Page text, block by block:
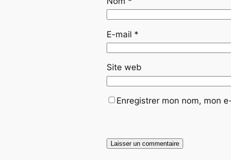
E-mail *
Site web
Enregistrer mon nom, mon